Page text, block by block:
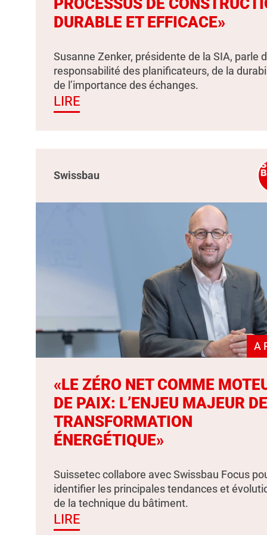
PROCESSUS DE
DURABLE ET EFFICACE»
Susanne Zenker, présidente de la SIA, parle
responsabilité des planificateurs, de la
de l’importance des échanges.
LIRE
Swissbau
A
«LE ZÉRO NET COMME
DE PAIX: L’ENJEU MAJEUR
TRANSFORMATION
ÉNERGÉTIQUE»
Suissetec collabore avec Swissbau Focus
identifier les principales tendances et
de la technique du bâtiment.
LIRE